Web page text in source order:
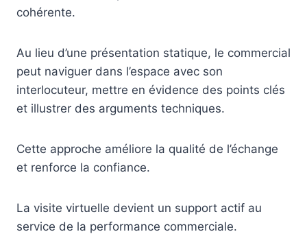
cohérente.
Au lieu d’une présentation statique, le commercial
peut naviguer dans l’espace avec son
interlocuteur, mettre en évidence des points clés
et illustrer des arguments techniques.
Cette approche améliore la qualité de l’échange
et renforce la confiance.
La visite virtuelle devient un support actif au
service de la performance commerciale.